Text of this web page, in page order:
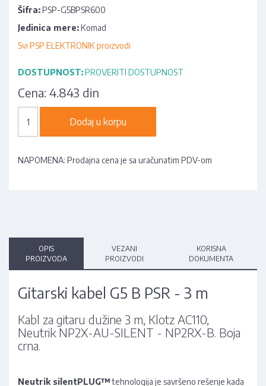
Šifra:PSP-G5BPSR600
Jedinica mere:Komad
Svi PSP ELEKTRONIK proizvodi
DOSTUPNOST:PROVERITI DOSTUPNOST
Cena: 4.843 din
Dodaj u korpu
NAPOMENA: Prodajna cena je sa uračunatim PDV-om
OPIS
PROIZVODA
VEZANI
PROIZVODI
KORISNA
DOKUMENTA
Gitarski kabel G5 B PSR - 3 m
Kabl za gitaru dužine 3 m, Klotz AC110,
Neutrik NP2X-AU-SILENT - NP2RX-B. Boja
crna.
Neutrik silentPLUG™tehnologija je savršeno rešenje kada